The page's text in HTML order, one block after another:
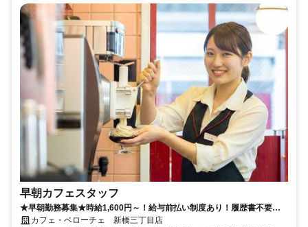
早朝カフェスタッフ
★早朝勤務募集★時給1,600円～！給与前払い制度あり！履歴書不要！
社割あり！髪色自由！
カフェ・ベローチェ 新橋三丁目店